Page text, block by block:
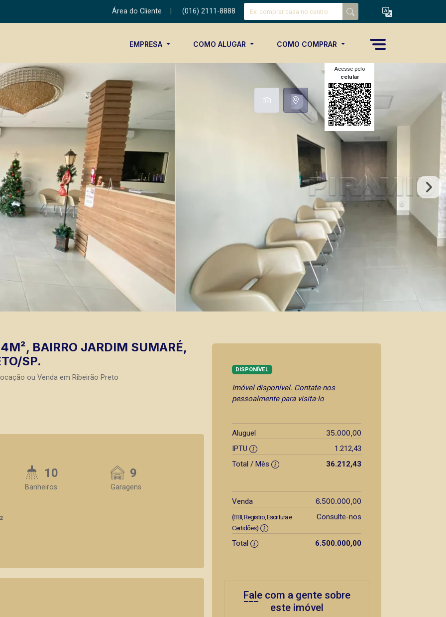
Área do Cliente (016) 2111-8888
EMPRESA COMO ALUGAR COMO COMPRAR
Acesse pelo
celular
BAIRRO JARDIM SUMARÉ,
SP.
ou Venda em Ribeirão Preto
10
Banheiros
9
Garagens
DISPONÍVEL
Imóvel disponível. Contate-nos
pessoalmente para visita-lo
Aluguel 35.000,00
IPTU
1.212,43
Total / Mês
36.212,43
Venda 6.500.000,00
(ITBI, Registro, Escritura e
Certidões)
Consulte-nos
Total 6.500.000,00
Fale com a gente sobre
este imóvel